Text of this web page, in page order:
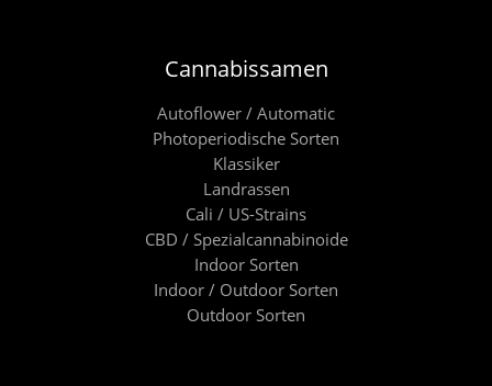
Cannabissamen
Autoflower / Automatic
Photoperiodische Sorten
Klassiker
Landrassen
Cali / US-Strains
CBD / Spezialcannabinoide
Indoor Sorten
Indoor / Outdoor Sorten
Outdoor Sorten